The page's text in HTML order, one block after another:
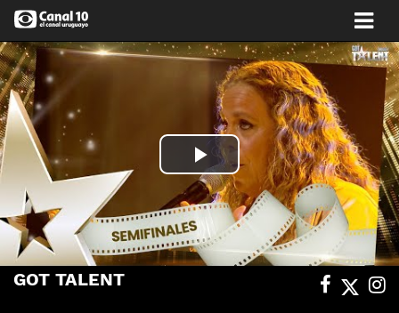
Play
Video
GOT TALENT